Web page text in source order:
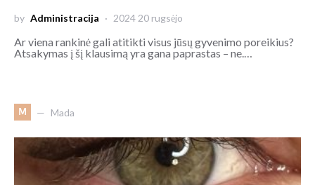
by Administracija 2024 20 rugsėjo
Ar viena rankinė gali atitikti visus jūsų gyvenimo poreikius?
Atsakymas į šį klausimą yra gana paprastas – ne.…
M Mada